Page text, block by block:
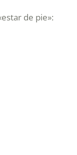
de pie»: